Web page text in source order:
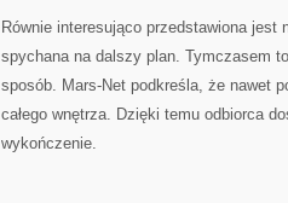
Równie interesująco przedstawiona
spychana na dalszy plan. Tymczasem
sposób. Mars-Net podkreśla, że nawet
całego wnętrza. Dzięki temu odbiorca
wykończenie.